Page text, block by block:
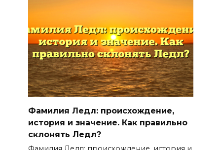
Фамилия Ледл: происхождение,
история и значение. Как правильно
склонять Ледл?